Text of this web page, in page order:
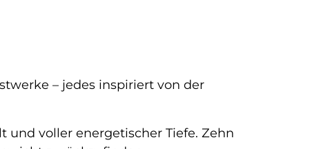
– jedes inspiriert von der
und voller energetischer Tiefe. Zehn